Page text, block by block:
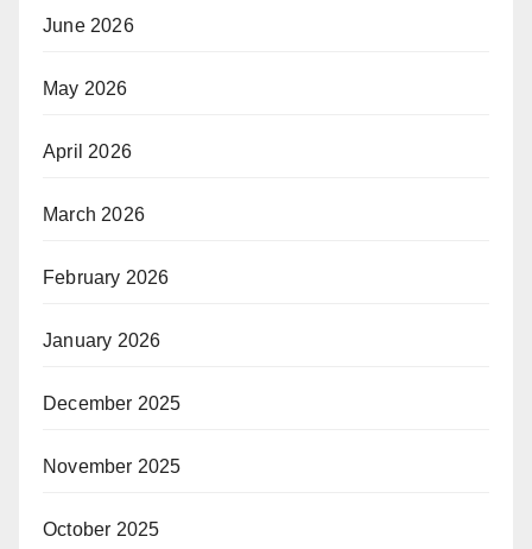
June 2026
May 2026
April 2026
March 2026
February 2026
January 2026
December 2025
November 2025
October 2025